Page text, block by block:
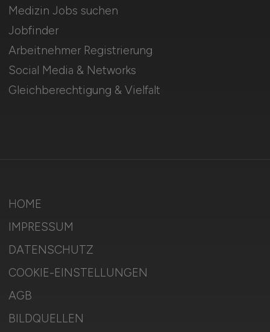
Medizin Jobs suchen
Jobfinder
Arbeitnehmer Registrierung
Social Media & Networks
Gleichberechtigung & Vielfalt
HOME
IMPRESSUM
DATENSCHUTZ
COOKIE-EINSTELLUNGEN
AGB
BILDQUELLEN